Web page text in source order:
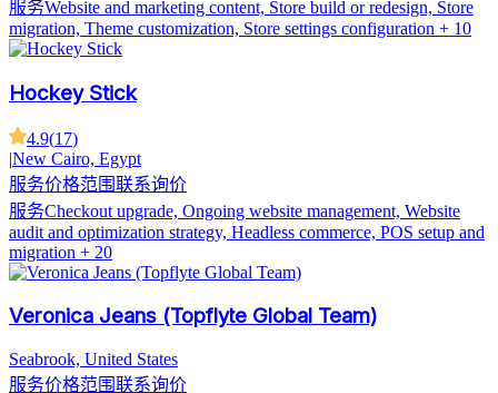
服务Website and marketing content, Store build or redesign, Store
migration, Theme customization, Store settings configuration + 10
Hockey Stick
4.9(17)
|New Cairo, Egypt
服务价格范围联系询价
服务Checkout upgrade, Ongoing website management, Website
audit and optimization strategy, Headless commerce, POS setup and
migration + 20
Veronica Jeans (Topflyte Global Team)
Seabrook, United States
服务价格范围联系询价